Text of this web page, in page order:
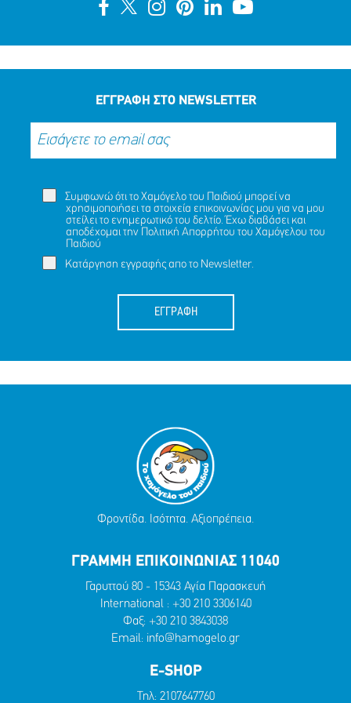
ΕΓΓΡΑΦΗ ΣΤΟ NEWSLETTER
Συμφωνώ ότι το Χαμόγελο του Παιδιού μπορεί να
χρησιμοποιήσει τα στοιχεία επικοινωνίας μου για να μου
στείλει το ενημερωτικό του δελτίο. Έχω διαβάσει και
αποδέχομαι την Πολιτική Απορρήτου του Χαμόγελου του
Παιδιού
Κατάργηση εγγραφής απο το Newsletter.
ΕΓΓΡΑΦΗ
Φροντίδα. Ισότητα. Αξιοπρέπεια.
ΓΡΑΜΜΗ ΕΠΙΚΟΙΝΩΝΙΑΣ 11040
Γαρυττού 80 - 15343 Αγία Παρασκευή
International : +30 210 3306140
Φαξ: +30 210 3843038
Email: info@hamogelo.gr
E-SHOP
Τηλ: 2107647760